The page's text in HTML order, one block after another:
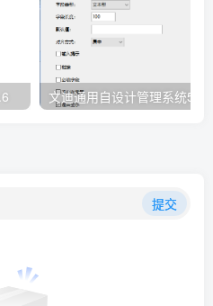
文迪通用自设计管理系统
提交